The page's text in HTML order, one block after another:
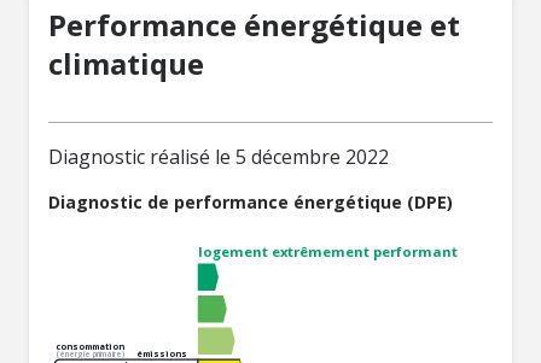
Performance énergétique et
climatique
Diagnostic réalisé le 5 décembre 2022
Diagnostic de performance énergétique (DPE)
logement extrêmement performant
consommation
(énergie primaire) émissions